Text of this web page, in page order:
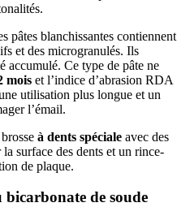
pâtes blanchissantes contiennent
et des microgranulés. Ils
accumulé. Ce type de pâte ne
mois et l’indice d’abrasion RDA
utilisation plus longue et un
l’émail.
à dents spéciale avec des
surface des dents et un rince-
de plaque.
bicarbonate de soude